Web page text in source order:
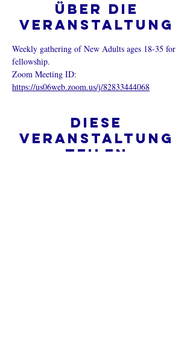
Über die
Veranstaltung
Weekly gathering of New Adults ages 18-35 for
fellowship.
Zoom Meeting ID:
https://us06web.zoom.us/j/82833444068
Diese
Veranstaltung
teilen